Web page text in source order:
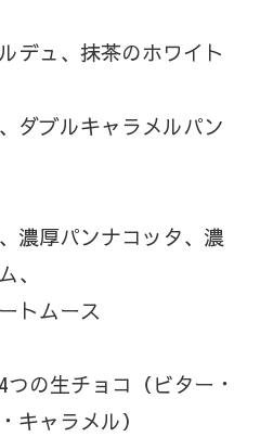
デュ、抹茶のホワイト
ダブルキャラメルパン
濃厚パンナコッタ、濃
、
トムース
の生チョコ（ビター・
キャラメル）